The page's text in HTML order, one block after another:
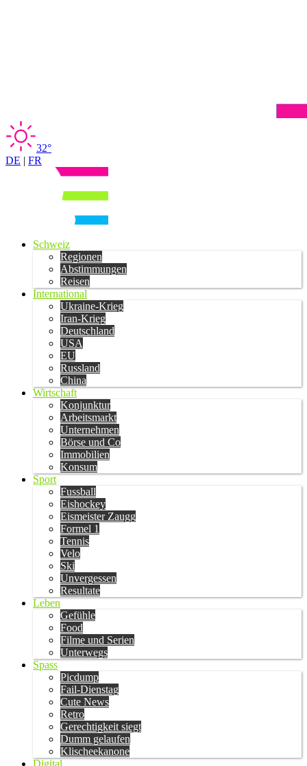
32°
DE | FR
Schweiz
Regionen
Abstimmungen
Reisen
International
Ukraine-Krieg
Iran-Krieg
Deutschland
USA
EU
Russland
China
Wirtschaft
Konjunktur
Arbeitsmarkt
Unternehmen
Börse und Co
Immobilien
Konsum
Sport
Fussball
Eishockey
Eismeister Zaugg
Formel 1
Tennis
Velo
Ski
Unvergessen
Resultate
Leben
Gefühle
Food
Filme und Serien
Unterwegs
Spass
Picdump
Fail-Dienstag
Cute News
Retro
Gerechtigkeit siegt
Dumm gelaufen
Klischeekanone
Digital